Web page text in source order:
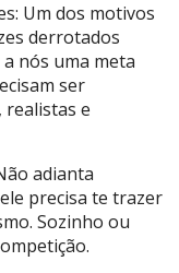
Um dos motivos
derrotados
nós uma meta
ser
realistas e
adianta
precisa te trazer
Sozinho ou